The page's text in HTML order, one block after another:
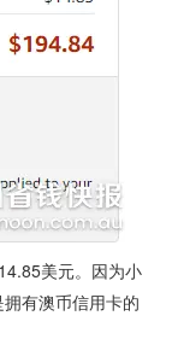
美元。因为小
有澳币信用卡的